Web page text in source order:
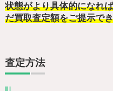
状態がより具体的になれ
だ買取査定額をご提示で
査定方法